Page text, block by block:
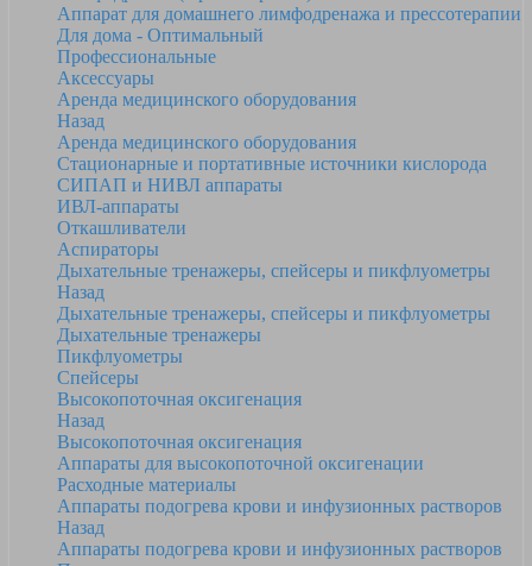
Аппарат для домашнего лимфодренажа и прессотерапии
Для дома - Оптимальный
Профессиональные
Аксессуары
Аренда медицинского оборудования
Назад
Аренда медицинского оборудования
Стационарные и портативные источники кислорода
СИПАП и НИВЛ аппараты
ИВЛ-аппараты
Откашливатели
Аспираторы
Дыхательные тренажеры, спейсеры и пикфлуометры
Назад
Дыхательные тренажеры, спейсеры и пикфлуометры
Дыхательные тренажеры
Пикфлуометры
Спейсеры
Высокопоточная оксигенация
Назад
Высокопоточная оксигенация
Аппараты для высокопоточной оксигенации
Расходные материалы
Аппараты подогрева крови и инфузионных растворов
Назад
Аппараты подогрева крови и инфузионных растворов